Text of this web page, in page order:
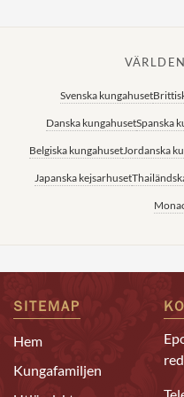
Svenska kungahuset
Danska kungahusetSpanska
Belgiska kungahusetJordanska
Japanska kejsarhuset
SITEMAP
Hem
Kungafamiljen